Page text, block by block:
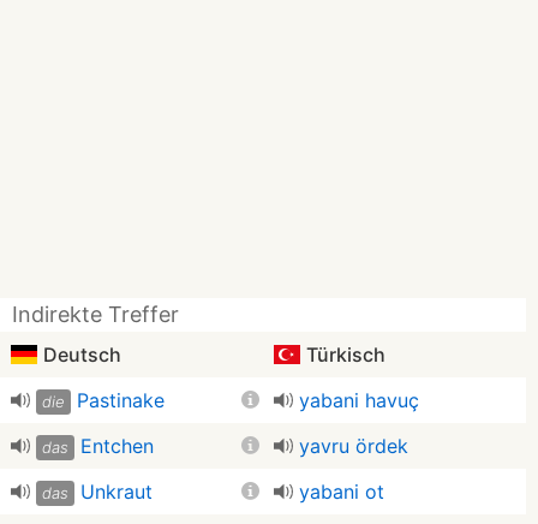
Indirekte Treffer
Deutsch Türkisch
die Pastinake yabani havuç
das Entchen yavru ördek
das Unkraut yabani ot